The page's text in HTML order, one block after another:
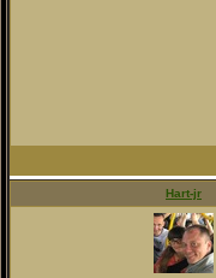
Hart-jr